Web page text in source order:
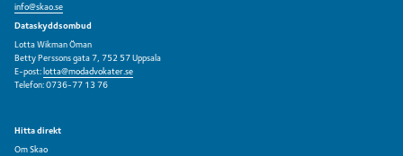
info@skao.se
Dataskyddsombud
Lotta Wikman Öman
Betty Perssons gata 7, 752 57 Uppsala
E-post:lotta@modadvokater.se
Telefon: 0736-77 13 76
Hitta direkt
Om Skao